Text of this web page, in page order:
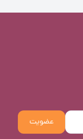
عضویت